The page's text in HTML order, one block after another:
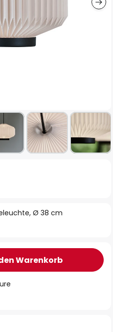
Ø 38 cm
Warenkorb